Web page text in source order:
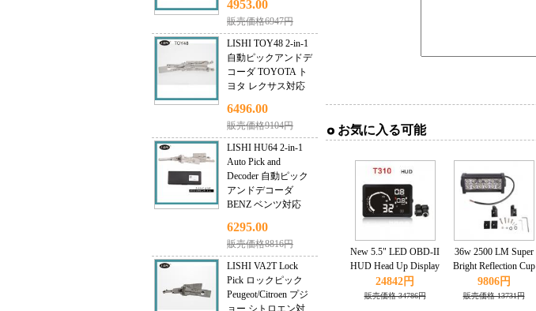
4953.00
販売価格6947円
LISHI TOY48 2-in-1
自動ピックアンドデ
コーダ TOYOTA ト
ヨタ レクサス対応
6496.00
販売価格9104円
LISHI HU64 2-in-1
Auto Pick and
Decoder 自動ピック
アンドデコーダ
BENZ ベンツ対応
6295.00
販売価格8816円
LISHI VA2T Lock
Pick ロックピック
Peugeot/Citroen プジ
ョー シトロエン対
お気に入る可能
New 5.5" LED OBD-II
HUD Head Up Display
Over Speeding
warning/speed/Km
24842円
販売価格 34786円
36w 2500 LM Super
Bright Reflection Cup
Led Work Light Bar
OFFROAD JEEP 12V
9806円
販売価格 13731円